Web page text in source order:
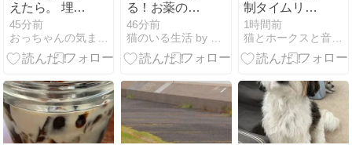
えたら。 埋蔵
金：千九百参
拾九両 逃げ足
ぃ。
45分前
おっちゃんの気まぐれサラダ。
る！お薬の後
にペロペロが
止まらなくな
ってしまった
46分前
猫のいる生活 by アメーバオフィシャルブログ
制タイムリ
ー！
1時間前
猫とホークスと音楽コレクション